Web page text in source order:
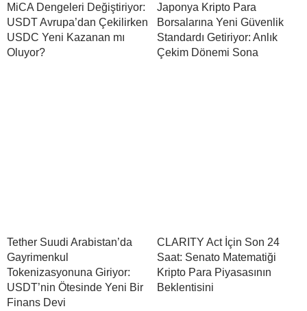
MiCA Dengeleri Değiştiriyor:
USDT Avrupa’dan Çekilirken
USDC Yeni Kazanan mı
Oluyor?
Japonya Kripto Para
Borsalarına Yeni Güvenlik
Standardı Getiriyor: Anlık
Çekim Dönemi Sona
Tether Suudi Arabistan’da
Gayrimenkul
Tokenizasyonuna Giriyor:
USDT’nin Ötesinde Yeni Bir
Finans Devi
CLARITY Act İçin Son 24
Saat: Senato Matematiği
Kripto Para Piyasasının
Beklentisini